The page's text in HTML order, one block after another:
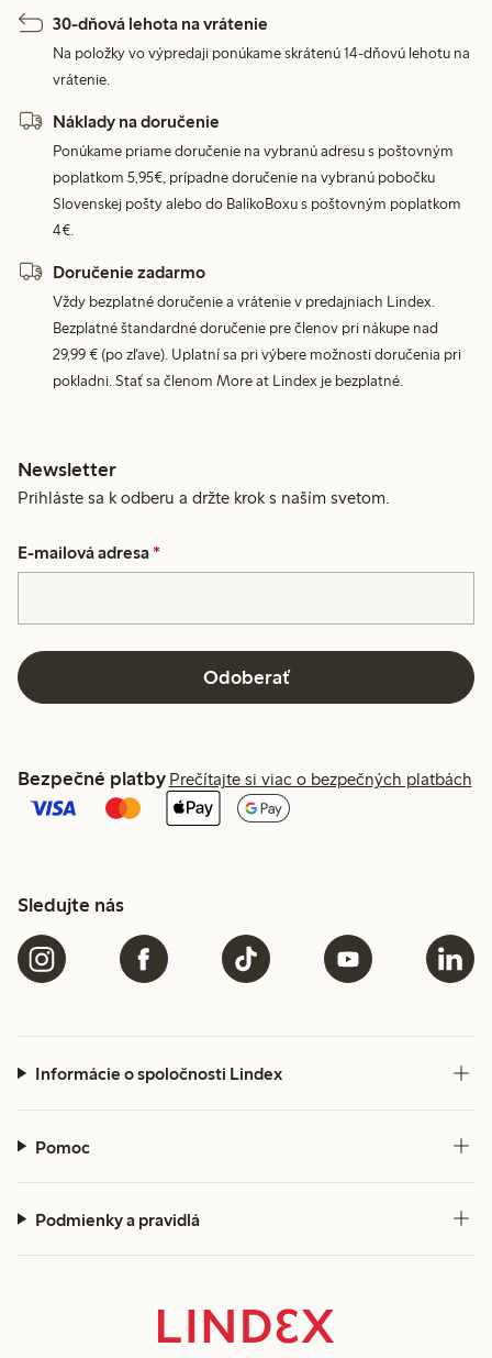
30-dňová lehota na vrátenie
Na položky vo výpredaji ponúkame skrátenú 14-dňovú lehotu na
vrátenie.
Náklady na doručenie
Ponúkame priame doručenie na vybranú adresu s poštovným
poplatkom 5,95€, prípadne doručenie na vybranú pobočku
Slovenskej pošty alebo do BalíkoBoxu s poštovným poplatkom
4€.
Doručenie zadarmo
Vždy bezplatné doručenie a vrátenie v predajniach Lindex.
Bezplatné štandardné doručenie pre členov pri nákupe nad
29,99 € (po zľave). Uplatní sa pri výbere možnosti doručenia pri
pokladni. Stať sa členom More at Lindex je bezplatné.
Newsletter
Prihláste sa k odberu a držte krok s naším svetom.
E-mailová adresa *
Odoberať
Bezpečné platby Prečítajte si viac o bezpečných platbách
Sledujte nás
Informácie o spoločnosti Lindex
Pomoc
Podmienky a pravidlá